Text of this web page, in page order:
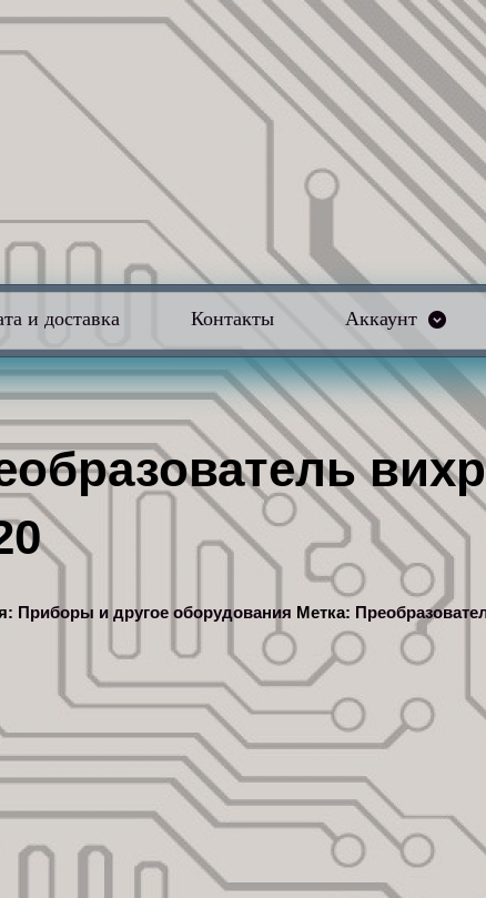
и доставка Контакты Аккаунт
Приборы и другое оборудования Метка: